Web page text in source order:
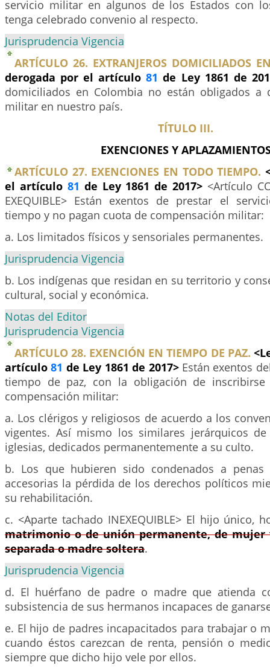
servicio militar en algunos de los Estados con
tenga celebrado convenio al respecto.
Jurisprudencia Vigencia
ARTÍCULO 26. EXTRANJEROS DOMICILIADOS
derogada por el artículo81 de Ley 1861 de
domiciliados en Colombia no están obligados a
militar en nuestro país.
TÍTULO III.
EXENCIONES Y
ARTÍCULO 27. EXENCIONES EN TODO TIEMPO.
el artículo 81 de Ley 1861 de 2017> <Artículo
EXEQUIBLE> Están exentos de prestar el
tiempo y no pagan cuota de compensación militar:
a. Los limitados físicos y sensoriales permanentes.
Jurisprudencia Vigencia
b. Los indígenas que residan en su territorio y
cultural, social y económica.
Notas del Editor
Jurisprudencia Vigencia
ARTÍCULO 28. EXENCIÓN EN TIEMPO DE PAZ.
artículo81 de Ley 1861 de 2017> Están exentos
tiempo de paz, con la obligación de
compensación militar:
a. Los clérigos y religiosos de acuerdo a los
vigentes. Así mismo los similares jerárquicos
iglesias, dedicados permanentemente a su culto.
b. Los que hubieren sido condenados a penas
accesorias la pérdida de los derechos políticos
su rehabilitación.
c. <Aparte tachado INEXEQUIBLE> El hijo único,
matrimonio o de unión permanente, de mujer
separada o madre soltera.
Jurisprudencia Vigencia
d. El huérfano de padre o madre que atienda
subsistencia de sus hermanos incapaces de
e. El hijo de padres incapacitados para trabajar o
cuando éstos carezcan de renta, pensión o
siempre que dicho hijo vele por ellos.